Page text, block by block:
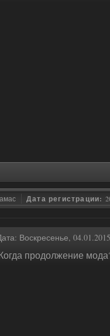
Дата регистрации:
Воскресенье,
продолжение